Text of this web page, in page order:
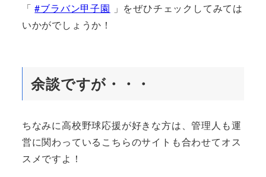
「#ブラバン甲子園 」をぜひチェックしてみては
いかがでしょうか！
余談ですが・・・
ちなみに高校野球応援が好きな方は、管理人も運
営に関わっているこちらのサイトも合わせてオス
スメですよ！